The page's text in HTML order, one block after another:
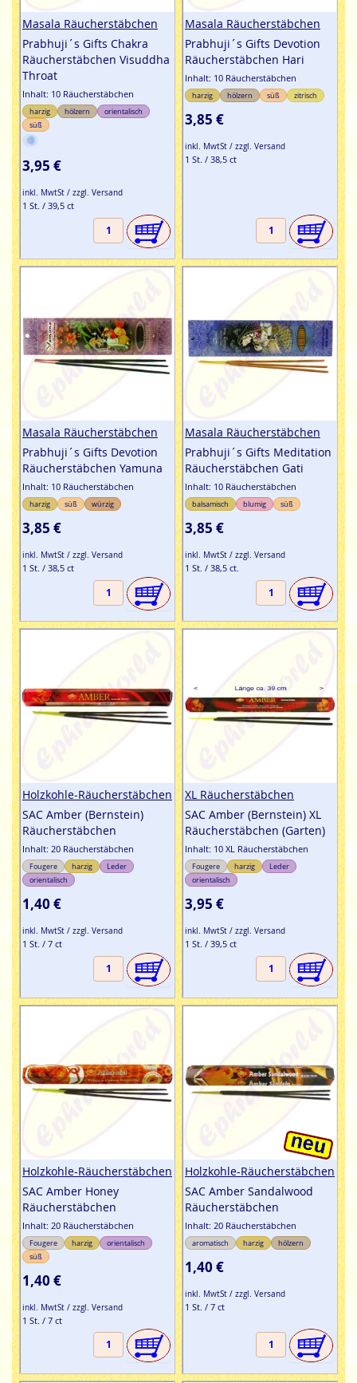
Masala Räucherstäbchen
Prabhuji´s Gifts Chakra
Räucherstäbchen Visuddha
Throat
Inhalt: 10 Räucherstäbchen
harzig hölzern
orientalisch
süß
3,95 €
inkl. MwtSt / zzgl. Versand
1 St. / 39,5 ct
Masala Räucherstäbchen
Prabhuji´s Gifts Devotion
Räucherstäbchen Hari
Inhalt: 10 Räucherstäbchen
harzig hölzern süß zitrisch
3,85 €
inkl. MwtSt / zzgl. Versand
1 St. / 38,5 ct
Masala Räucherstäbchen
Prabhuji´s Gifts Devotion
Räucherstäbchen Yamuna
Inhalt: 10 Räucherstäbchen
harzig süß würzig
3,85 €
inkl. MwtSt / zzgl. Versand
1 St. / 38,5 ct
Masala Räucherstäbchen
Prabhuji´s Gifts Meditation
Räucherstäbchen Gati
Inhalt: 10 Räucherstäbchen
balsamisch blumig süß
3,85 €
inkl. MwtSt / zzgl. Versand
1 St. / 38,5 ct.
Holzkohle-Räucherstäbchen
SAC Amber (Bernstein)
Räucherstäbchen
Inhalt: 20 Räucherstäbchen
Fougere harzig
Leder
orientalisch
1,40 €
inkl. MwtSt / zzgl. Versand
1 St. / 7 ct
XL Räucherstäbchen
SAC Amber (Bernstein) XL
Räucherstäbchen (Garten)
Inhalt: 10 XL Räucherstäbchen
Fougere harzig
Leder
orientalisch
3,95 €
inkl. MwtSt / zzgl. Versand
1 St. / 39,5 ct
Holzkohle-Räucherstäbchen
SAC Amber Honey
Räucherstäbchen
Inhalt: 20 Räucherstäbchen
Fougere harzig
orientalisch
süß
1,40 €
inkl. MwtSt / zzgl. Versand
1 St. / 7 ct
Holzkohle-Räucherstäbchen
SAC Amber Sandalwood
Räucherstäbchen
Inhalt: 20 Räucherstäbchen
aromatisch harzig hölzern
1,40 €
inkl. MwtSt / zzgl. Versand
1 St. / 7 ct